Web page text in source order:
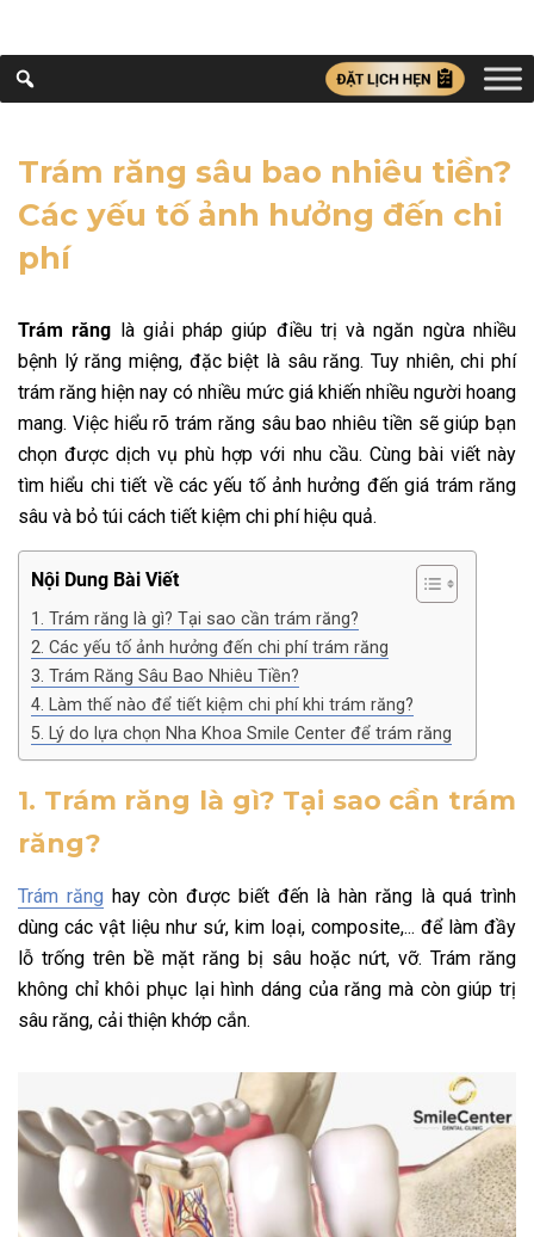
Trám răng sâu bao nhiêu tiền?
Các yếu tố ảnh hưởng đến chi
phí
Trám răng là giải pháp giúp điều trị và ngăn ngừa nhiều
bệnh lý răng miệng, đặc biệt là sâu răng. Tuy nhiên, chi phí
trám răng hiện nay có nhiều mức giá khiến nhiều người hoang
mang. Việc hiểu rõ trám răng sâu bao nhiêu tiền sẽ giúp bạn
chọn được dịch vụ phù hợp với nhu cầu. Cùng bài viết này
tìm hiểu chi tiết về các yếu tố ảnh hưởng đến giá trám răng
sâu và bỏ túi cách tiết kiệm chi phí hiệu quả.
Nội Dung Bài Viết
1. Trám răng là gì? Tại sao cần trám răng?
2. Các yếu tố ảnh hưởng đến chi phí trám răng
3. Trám Răng Sâu Bao Nhiêu Tiền?
4. Làm thế nào để tiết kiệm chi phí khi trám răng?
5. Lý do lựa chọn Nha Khoa Smile Center để trám răng
1. Trám răng là gì? Tại sao cần trám
răng?
Trám răng hay còn được biết đến là hàn răng là quá trình
dùng các vật liệu như sứ, kim loại, composite,... để làm đầy
lỗ trống trên bề mặt răng bị sâu hoặc nứt, vỡ. Trám răng
không chỉ khôi phục lại hình dáng của răng mà còn giúp trị
sâu răng, cải thiện khớp cắn.